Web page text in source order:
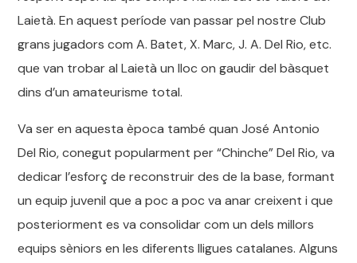
Laietà. En aquest període van passar pel nostre Club
grans jugadors com A. Batet, X. Marc, J. A. Del Rio, etc.
que van trobar al Laietà un lloc on gaudir del bàsquet
dins d’un amateurisme total.
Va ser en aquesta època també quan José Antonio
Del Rio, conegut popularment per “Chinche” Del Rio, va
dedicar l’esforç de reconstruir des de la base, formant
un equip juvenil que a poc a poc va anar creixent i que
posteriorment es va consolidar com un dels millors
equips sèniors en les diferents lligues catalanes. Alguns